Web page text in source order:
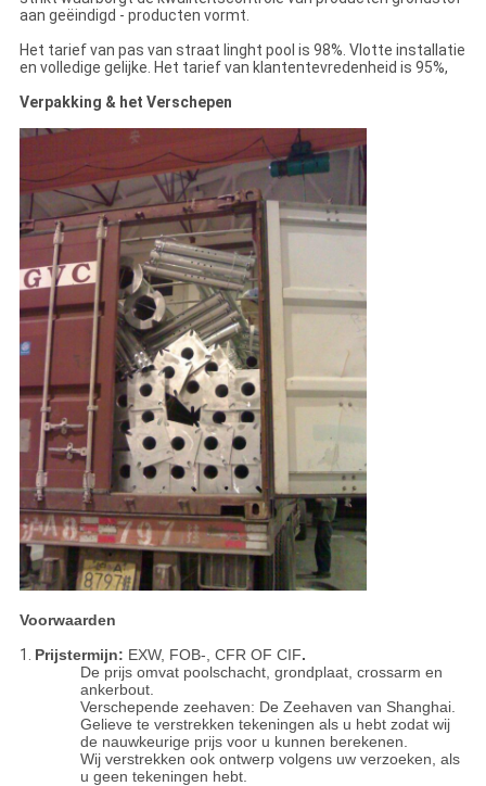
aan geëindigd - producten vormt.
Het tarief van pas van straat linght pool is 98%. Vlotte installatie
en volledige gelijke. Het tarief van klantentevredenheid is 95%,
Verpakking & het Verschepen
Voorwaarden
1. Prijstermijn: EXW, FOB-, CFR OF CIF.
De prijs omvat poolschacht, grondplaat, crossarm en
ankerbout.
Verschepende zeehaven: De Zeehaven van Shanghai.
Gelieve te verstrekken tekeningen als u hebt zodat wij
de nauwkeurige prijs voor u kunnen berekenen.
Wij verstrekken ook ontwerp volgens uw verzoeken, als
u geen tekeningen hebt.